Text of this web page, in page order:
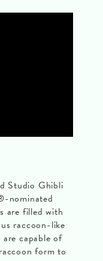
Studio Ghibli
nominated
are filled with
raccoon-like
capable of
form to